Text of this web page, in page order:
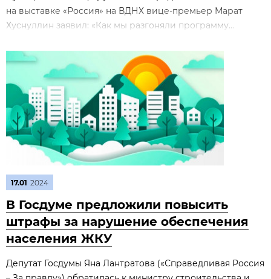
на выставке «Россия» на ВДНХ вице-премьер Марат
Хуснуллин заявил: «Как мы разгоняли программу...
17.01 2024
В Госдуме предложили повысить
штрафы за нарушение обеспечения
населения ЖКУ
Депутат Госдумы Яна Лантратова («Справедливая Россия